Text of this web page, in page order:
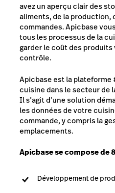
avez un aperçu clair des
aliments, de la production,
commandes. Apicbase
tous les processus de la
garder le coût des produits
contrôle.
Apicbase est la plateforme
cuisine dans le secteur de
Il s’agit d’une solution
les données de votre
commande, y compris la
emplacements.
Apicbase se compose de
Développement de